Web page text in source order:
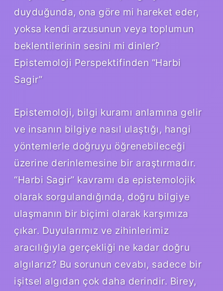
duyduğunda, ona göre mi hareket eder,
yoksa kendi arzusunun veya toplumun
beklentilerinin sesini mi dinler?
Epistemoloji Perspektifinden “Harbi
Sagir”
Epistemoloji, bilgi kuramı anlamına gelir
ve insanın bilgiye nasıl ulaştığı, hangi
yöntemlerle doğruyu öğrenebileceği
üzerine derinlemesine bir araştırmadır.
“Harbi Sagir” kavramı da epistemolojik
olarak sorgulandığında, doğru bilgiye
ulaşmanın bir biçimi olarak karşımıza
çıkar. Duyularımız ve zihinlerimiz
aracılığıyla gerçekliği ne kadar doğru
algılarız? Bu sorunun cevabı, sadece bir
işitsel algıdan çok daha derindir. Birey,